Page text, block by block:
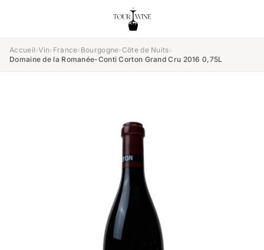
Accueil›Vin› France› Bourgogne›Côte de Nuits›
Domaine de la Romanée-Conti Corton Grand Cru 2016 0,75L